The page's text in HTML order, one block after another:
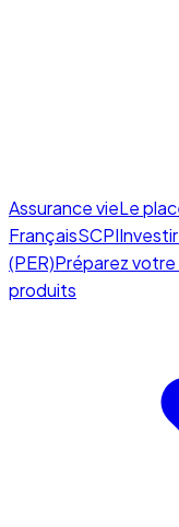
Assurance vieLe
FrançaisSCPI
(PER)Préparez
produits